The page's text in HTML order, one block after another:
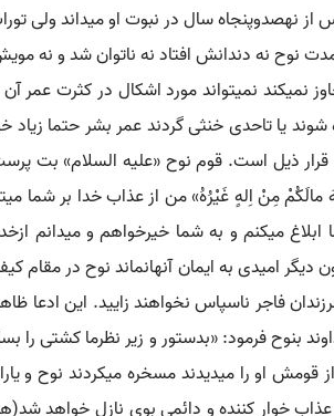
نهصدوپنجاه سال در نبوت او می‏داند ولی
نوح نه دندانش افتاد نه ناتوان شد و نه
نمی‏تواند مورد اشکال در کثرت عمر
یا تاحدی خنثی گردند عمر بشر حتما زیاد
قرار ذیل است. قوم نوح «علیه السلام» بت
مِنْ اِلهٍ غَیْرُهُ» من از عذاب خدا بر شما
می‏کنم و به شما خیرخواهم و می‏دانم
دیگر امیدی به ایمان آنهانماند نوح در
فاجر ناسپاس نخواهند زایید. این
بنوح فرمود: «بدستور و زیر نظرما کشتی را
او را می‏دیدند مسخره می‏کردند نوح و